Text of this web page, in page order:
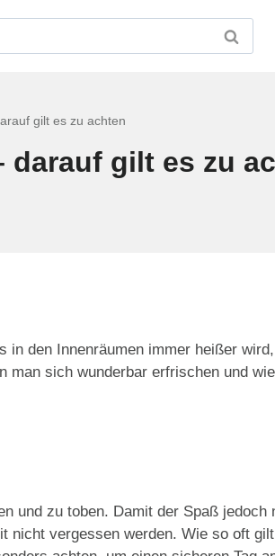
gilt es zu achten
darauf gilt es zu
in den Innenräumen immer heißer
man sich wunderbar erfrischen und
und zu toben. Damit der Spaß jedoch
nicht vergessen werden. Wie so oft